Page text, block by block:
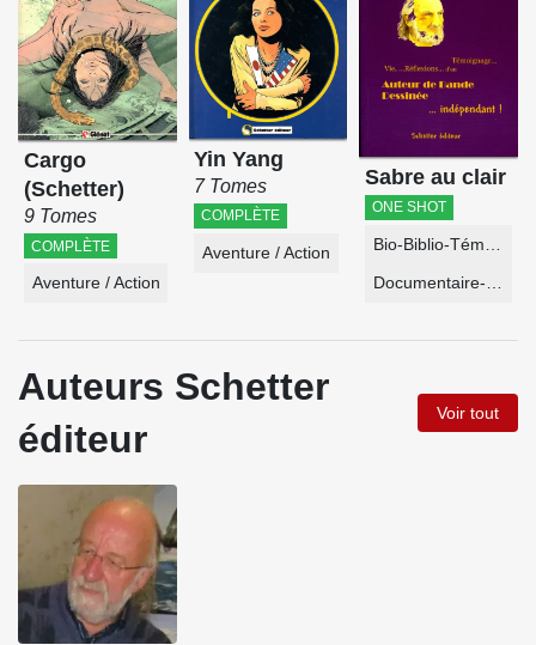
Cargo
(Schetter)
9 Tomes
COMPLÈTE
Aventure / Action
Yin Yang
7 Tomes
COMPLÈTE
Aventure / Action
Sabre au clair
ONE SHOT
Documentaire-Encyclopédie
Auteurs Schetter
éditeur
Voir tout